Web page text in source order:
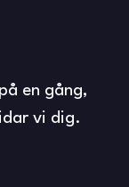
en gång,
vi dig.